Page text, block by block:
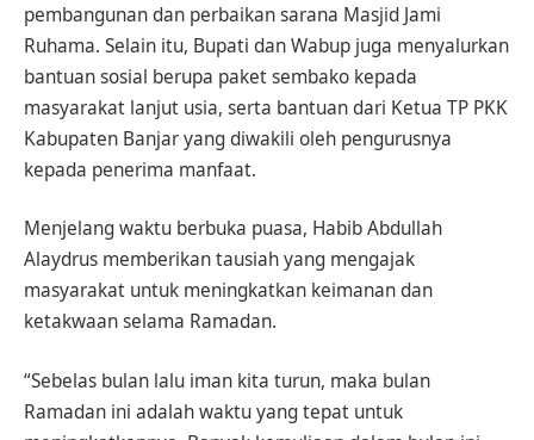
pembangunan dan perbaikan sarana Masjid Jami
Ruhama. Selain itu, Bupati dan Wabup juga menyalurkan
bantuan sosial berupa paket sembako kepada
masyarakat lanjut usia, serta bantuan dari Ketua TP PKK
Kabupaten Banjar yang diwakili oleh pengurusnya
kepada penerima manfaat.
Menjelang waktu berbuka puasa, Habib Abdullah
Alaydrus memberikan tausiah yang mengajak
masyarakat untuk meningkatkan keimanan dan
ketakwaan selama Ramadan.
“Sebelas bulan lalu iman kita turun, maka bulan
Ramadan ini adalah waktu yang tepat untuk